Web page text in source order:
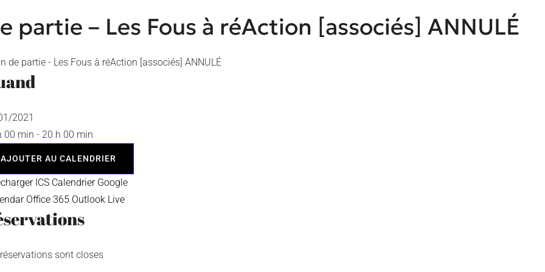
partie – Les Fous à réAction [associés] ANNULÉ
2021
00 min - 20 h 00 min
AJOUTER AU CALENDRIER
ICS Calendrier Google
Office 365 Outlook Live
sont closes